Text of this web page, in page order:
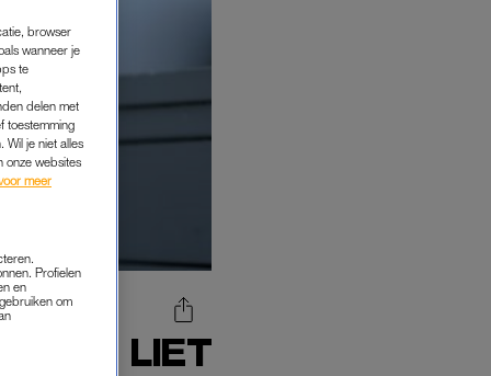
'HIJ LIET
browser
wanneer je
te
delen met
toestemming
Wil je niet alles
onze websites
meer
Profielen
en
om